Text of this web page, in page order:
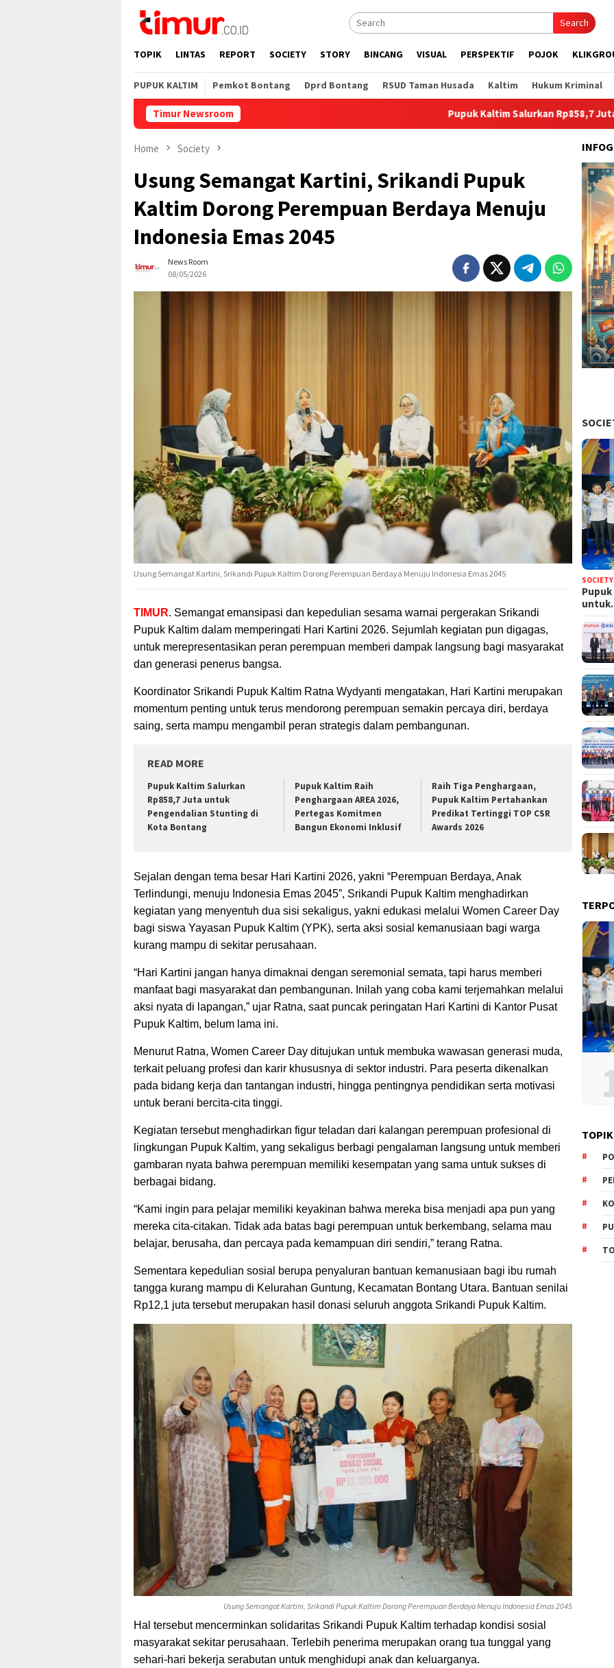
content
Search
TOPIK LINTAS REPORT SOCIETY STORY BINCANG VISUAL PERSPEKTIF POJOK
PUPUK KALTIM Pemkot Bontang Dprd Bontang RSUD Taman Husada Kaltim Hukum Kriminal
Timur Newsroom Pupuk Kaltim Salurkan Rp858,7 Juta untuk
Home Society
Usung Semangat Kartini, Srikandi Pupuk
Kaltim Dorong Perempuan Berdaya Menuju
Indonesia Emas 2045
News Room
08/05/2026
Usung Semangat Kartini, Srikandi Pupuk Kaltim Dorong Perempuan Berdaya Menuju Indonesia Emas 2045
TIMUR. Semangat emansipasi dan kepedulian sesama warnai pergerakan Srikandi
Pupuk Kaltim dalam memperingati Hari Kartini 2026. Sejumlah kegiatan pun digagas,
untuk merepresentasikan peran perempuan memberi dampak langsung bagi masyarakat
dan generasi penerus bangsa.
Koordinator Srikandi Pupuk Kaltim Ratna Wydyanti mengatakan, Hari Kartini merupakan
momentum penting untuk terus mendorong perempuan semakin percaya diri, berdaya
saing, serta mampu mengambil peran strategis dalam pembangunan.
READ MORE
Pupuk Kaltim Salurkan
Rp858,7 Juta untuk
Pengendalian Stunting di
Kota Bontang
Pupuk Kaltim Raih
Penghargaan AREA 2026,
Pertegas Komitmen
Bangun Ekonomi Inklusif
Raih Tiga Penghargaan,
Pupuk Kaltim Pertahankan
Predikat Tertinggi TOP CSR
Awards 2026
Sejalan dengan tema besar Hari Kartini 2026, yakni “Perempuan Berdaya, Anak
Terlindungi, menuju Indonesia Emas 2045”, Srikandi Pupuk Kaltim menghadirkan
kegiatan yang menyentuh dua sisi sekaligus, yakni edukasi melalui Women Career Day
bagi siswa Yayasan Pupuk Kaltim (YPK), serta aksi sosial kemanusiaan bagi warga
kurang mampu di sekitar perusahaan.
“Hari Kartini jangan hanya dimaknai dengan seremonial semata, tapi harus memberi
manfaat bagi masyarakat dan pembangunan. Inilah yang coba kami terjemahkan melalui
aksi nyata di lapangan,” ujar Ratna, saat puncak peringatan Hari Kartini di Kantor Pusat
Pupuk Kaltim, belum lama ini.
Menurut Ratna, Women Career Day ditujukan untuk membuka wawasan generasi muda,
terkait peluang profesi dan karir khususnya di sektor industri. Para peserta dikenalkan
pada bidang kerja dan tantangan industri, hingga pentingnya pendidikan serta motivasi
untuk berani bercita-cita tinggi.
Kegiatan tersebut menghadirkan figur teladan dari kalangan perempuan profesional di
lingkungan Pupuk Kaltim, yang sekaligus berbagi pengalaman langsung untuk memberi
gambaran nyata bahwa perempuan memiliki kesempatan yang sama untuk sukses di
berbagai bidang.
“Kami ingin para pelajar memiliki keyakinan bahwa mereka bisa menjadi apa pun yang
mereka cita-citakan. Tidak ada batas bagi perempuan untuk berkembang, selama mau
belajar, berusaha, dan percaya pada kemampuan diri sendiri,” terang Ratna.
Sementara kepedulian sosial berupa penyaluran bantuan kemanusiaan bagi ibu rumah
tangga kurang mampu di Kelurahan Guntung, Kecamatan Bontang Utara. Bantuan senilai
Rp12,1 juta tersebut merupakan hasil donasi seluruh anggota Srikandi Pupuk Kaltim.
Usung Semangat Kartini, Srikandi Pupuk Kaltim Dorong Perempuan Berdaya Menuju Indonesia Emas 2045
Hal tersebut mencerminkan solidaritas Srikandi Pupuk Kaltim terhadap kondisi sosial
masyarakat sekitar perusahaan. Terlebih penerima merupakan orang tua tunggal yang
sehari-hari bekerja serabutan untuk menghidupi anak dan keluarganya.
SOCIETY